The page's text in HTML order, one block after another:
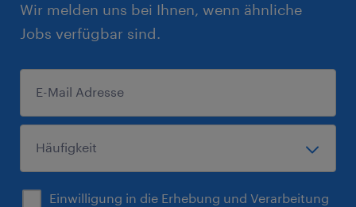
Wir melden uns bei Ihnen, wenn ähnliche
Jobs verfügbar sind.
Einwilligung in die Erhebung und Verarbeitung